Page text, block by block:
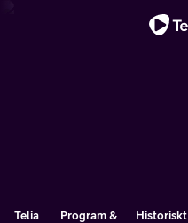
Telia
Program &
Historiskt